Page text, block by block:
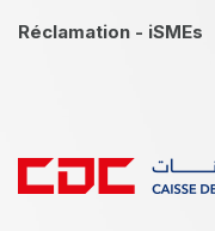
Réclamation - iSMEs